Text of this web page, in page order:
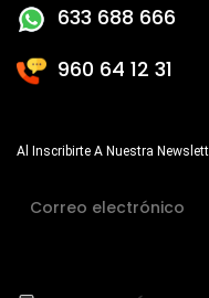
Al Inscribirte A Nuestra
633 688 666
960 64 12 31